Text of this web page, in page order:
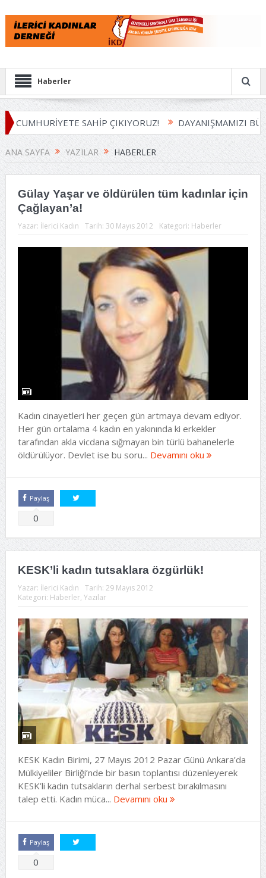
Haberler
SAHİP ÇIKIYORUZ! DAYANIŞMAMIZI
ANA SAYFA YAZILAR HABERLER
Gülay Yaşar ve öldürülen tüm kadınlar için
Çağlayan’a!
Yazar: İlerici Kadın Tarih: 30 Mayıs 2012 Kategori: Haberler
Kadın cinayetleri her geçen gün artmaya devam ediyor.
Her gün ortalama 4 kadın en yakınında ki erkekler
tarafından akla vicdana sığmayan bin türlü bahanelerle
öldürülüyor. Devlet ise bu soru... Devamını oku
Paylaş
0
KESK’li kadın tutsaklara özgürlük!
Yazar: İlerici Kadın Tarih: 29 Mayıs 2012
Kategori: Haberler, Yazılar
KESK Kadın Birimi, 27 Mayıs 2012 Pazar Günü Ankara’da
Mülkiyeliler Birliği’nde bir basın toplantısı düzenleyerek
KESK’li kadın tutsakların derhal serbest bırakılmasını
talep etti. Kadın müca... Devamını oku
Paylaş
0